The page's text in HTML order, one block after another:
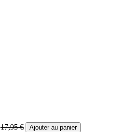
17,95€ Ajouter au panier